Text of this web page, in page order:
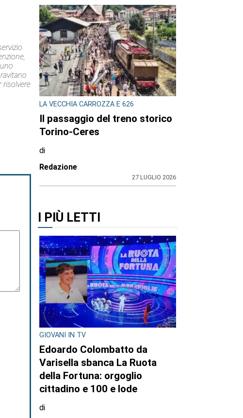
risolvere
LA VECCHIA CARROZZA E 626
Il passaggio del treno storico
Torino-Ceres
di
Redazione
27 LUGLIO 2026
I PIÙ LETTI
GIOVANI IN TV
Edoardo Colombatto da
Varisella sbanca La Ruota
della Fortuna: orgoglio
cittadino e 100 e lode
di